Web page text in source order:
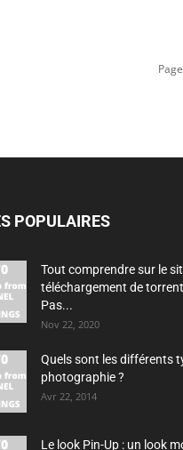
POPULAIRES
Tout comprendre sur le
téléchargement de
Pas...
Nov 22, 2020
Quels sont les différents
photographie ?
Avr 22, 2014
Le look Pin-Up : un look